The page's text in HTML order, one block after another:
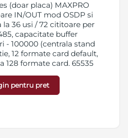
(doar placa) MAXPRO
IN/OUT mod OSDP si
36 usi / 72 cititoare per
capacitate buffer
- 100000 (centrala stand
12 formate card default,
128 formate card, 65535
alarme si evenimente
pentru pret